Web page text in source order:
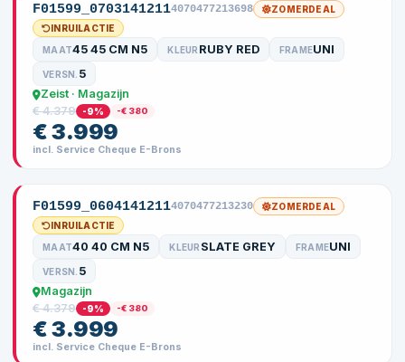
F01599_07031412114070477213698
ZOMERDEAL
INRUILACTIE
MAAT45 45 CM N5 KLEUR RUBY RED FRAMEUNI
VERSN. 5
Zeist · Magazijn
€ 4.379
-9% -€ 380
€ 3.999
incl. Service Cheque E-Brons
F01599_06041412114070477213230
ZOMERDEAL
INRUILACTIE
MAAT40 40 CM N5 KLEUR SLATE GREY FRAMEUNI
VERSN. 5
Magazijn
€ 4.379
-9% -€ 380
€ 3.999
incl. Service Cheque E-Brons